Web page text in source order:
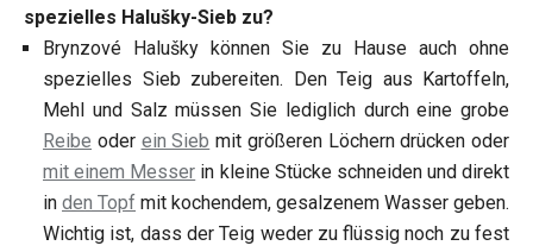
spezielles Halušky-Sieb zu?
Brynzové Halušky können Sie zu Hause auch ohne
spezielles Sieb zubereiten. Den Teig aus Kartoffeln,
Mehl und Salz müssen Sie lediglich durch eine grobe
Reibe oder ein Sieb mit größeren Löchern drücken oder
mit einem Messer in kleine Stücke schneiden und direkt
in den Topf mit kochendem, gesalzenem Wasser geben.
Wichtig ist, dass der Teig weder zu flüssig noch zu fest